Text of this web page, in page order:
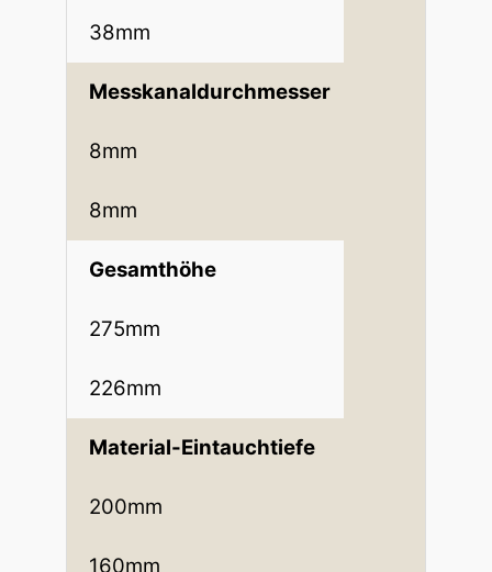
38mm
Messkanaldurchmesser
8mm
8mm
Gesamthöhe
275mm
226mm
Material-Eintauchtiefe
200mm
160mm